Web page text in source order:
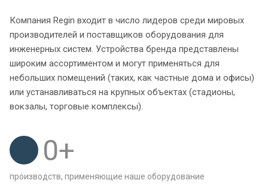
Компания Regin входит в число лидеров среди мировых
производителей и поставщиков оборудования для
инженерных систем. Устройства бренда представлены
широким ассортиментом и могут применяться для
небольших помещений (таких, как частные дома и офисы)
или устанавливаться на крупных объектах (стадионы,
вокзалы, торговые комплексы).
0+
производств, применяющие наше оборудование